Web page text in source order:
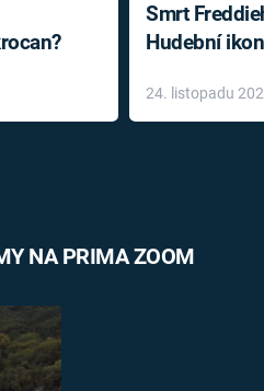
Smrt
Hudební
léky
24. listopadu
NA PRIMA ZOOM